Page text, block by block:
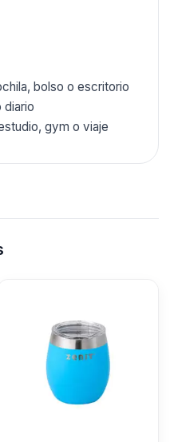
bolso o escritorio
diario
gym o viaje